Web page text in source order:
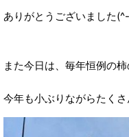
ありがとうございました
また今日は、毎年恒例の
今年も小ぶりながらたくさ